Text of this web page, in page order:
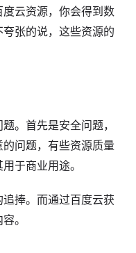
云资源，你会得到数
张的说，这些资源的
。首先是安全问题，
问题，有些资源质量
于商业用途。
捧。而通过百度云获
。